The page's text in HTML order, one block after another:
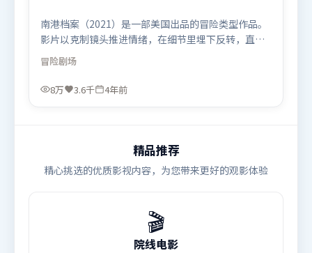
南港档案（2021）是一部美国出品的冒险类型作品。
影片以克制镜头推进情绪，在细节里埋下反转，直至
最后一刻才揭开谜底。高潮段落信息密度高，情绪释
放与主题回扣同时完成。由乌尔善执导，提莫西·查
拉米、迪皮卡·帕度柯妮、王景春，孙艺珍等联袂出
冒险剧场
8万 3.6千 4年前
精品推荐
精心挑选的优质影视内容，为您带来更好的观影体验
🎬
院线电影